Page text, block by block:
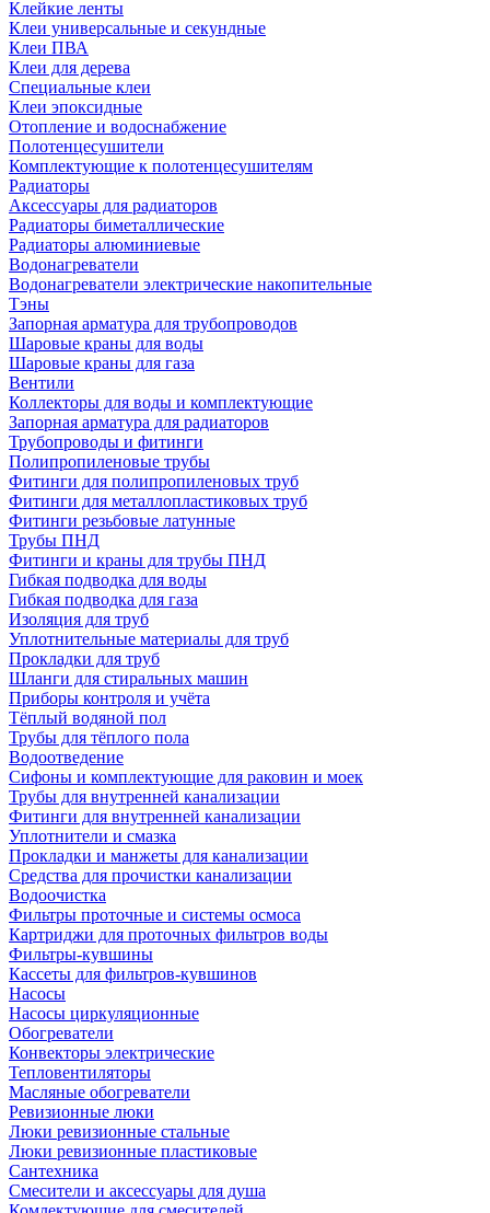
Клейкие ленты
Клеи универсальные и секундные
Клеи ПВА
Клеи для дерева
Специальные клеи
Клеи эпоксидные
Отопление и водоснабжение
Полотенцесушители
Комплектующие к полотенцесушителям
Радиаторы
Аксессуары для радиаторов
Радиаторы биметаллические
Радиаторы алюминиевые
Водонагреватели
Водонагреватели электрические накопительные
Тэны
Запорная арматура для трубопроводов
Шаровые краны для воды
Шаровые краны для газа
Вентили
Коллекторы для воды и комплектующие
Запорная арматура для радиаторов
Трубопроводы и фитинги
Полипропиленовые трубы
Фитинги для полипропиленовых труб
Фитинги для металлопластиковых труб
Фитинги резьбовые латунные
Трубы ПНД
Фитинги и краны для трубы ПНД
Гибкая подводка для воды
Гибкая подводка для газа
Изоляция для труб
Уплотнительные материалы для труб
Прокладки для труб
Шланги для стиральных машин
Приборы контроля и учёта
Тёплый водяной пол
Трубы для тёплого пола
Водоотведение
Сифоны и комплектующие для раковин и моек
Трубы для внутренней канализации
Фитинги для внутренней канализации
Уплотнители и смазка
Прокладки и манжеты для канализации
Средства для прочистки канализации
Водоочистка
Фильтры проточные и системы осмоса
Картриджи для проточных фильтров воды
Фильтры-кувшины
Кассеты для фильтров-кувшинов
Насосы
Насосы циркуляционные
Обогреватели
Конвекторы электрические
Тепловентиляторы
Масляные обогреватели
Ревизионные люки
Люки ревизионные стальные
Люки ревизионные пластиковые
Сантехника
Смесители и аксессуары для душа